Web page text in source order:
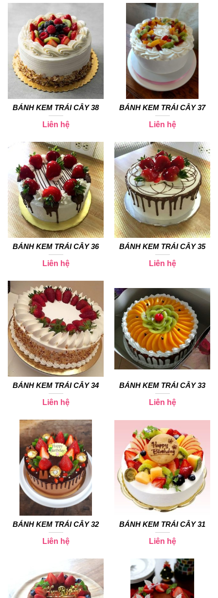
BÁNH KEM TRÁI CÂY 38
Liên hệ
BÁNH KEM TRÁI CÂY 37
Liên hệ
BÁNH KEM TRÁI CÂY 36
Liên hệ
BÁNH KEM TRÁI CÂY 35
Liên hệ
BÁNH KEM TRÁI CÂY 34
Liên hệ
BÁNH KEM TRÁI CÂY 33
Liên hệ
BÁNH KEM TRÁI CÂY 32
Liên hệ
BÁNH KEM TRÁI CÂY 31
Liên hệ